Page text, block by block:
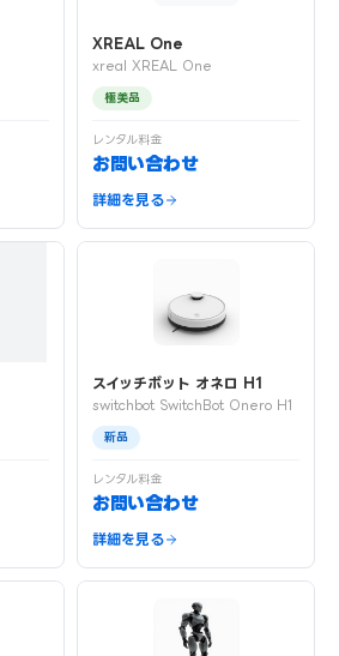
XREAL One
xreal XREAL One
極美品
レンタル料金
お問い合わせ
詳細を見る
スイッチボット オネロ H1
switchbot SwitchBot Onero H1
新品
レンタル料金
お問い合わせ
詳細を見る